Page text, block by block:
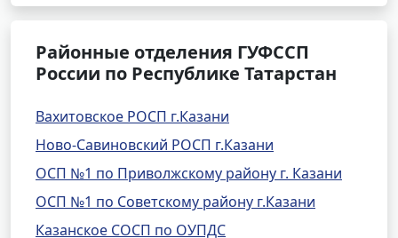
Районные отделения ГУФССП
России по Республике Татарстан
Вахитовское РОСП г.Казани
Ново-Савиновский РОСП г.Казани
ОСП №1 по Приволжскому району г. Казани
ОСП №1 по Советскому району г.Казани
Казанское СОСП по ОУПДС